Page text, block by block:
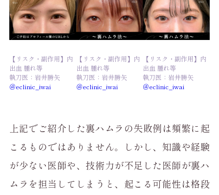
【リスク・副作用】内
出血 腫れ等
執刀医：岩井勝矢
＠eclinic_iwai
【リスク・副作用】内
出血 腫れ等
執刀医：岩井勝矢
＠eclinic_iwai
【リスク・副作用】内
出血 腫れ等
執刀医：岩井勝矢
＠eclinic_iwai
上記でご紹介した裏ハムラの失敗例は頻繁に起
こるものではありません。しかし、知識や経験
が少ない医師や、技術力が不足した医師が裏ハ
ムラを担当してしまうと、起こる可能性は格段